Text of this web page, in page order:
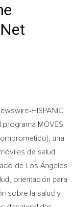
HISPANIC
MOVES
una
de salud
de Los Ángeles
orientación para
sobre la salud y